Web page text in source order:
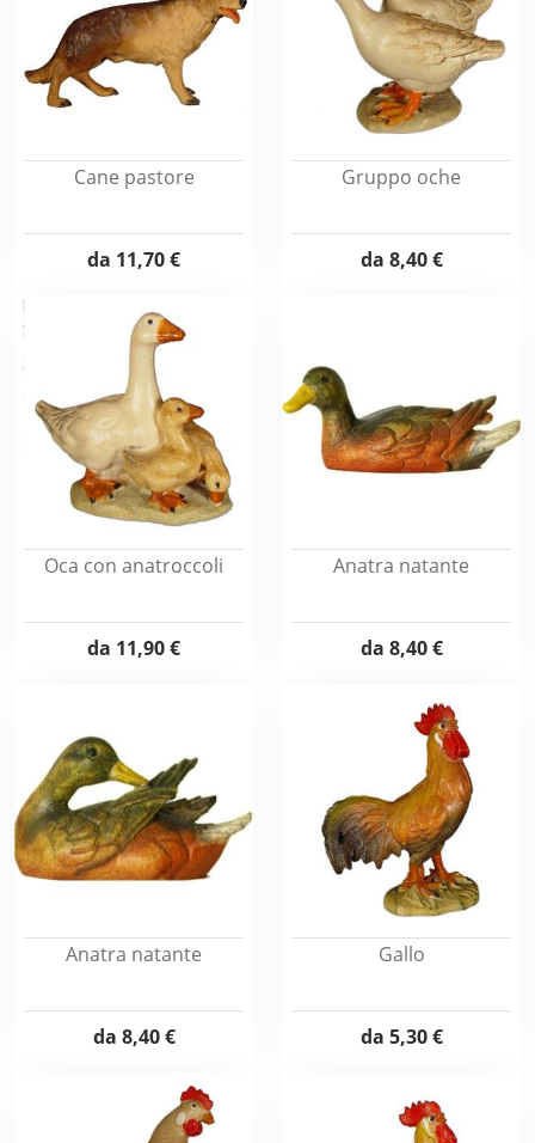
Cane pastore
da 11,70 €
Gruppo oche
da 8,40 €
Oca con anatroccoli
da 11,90 €
Anatra natante
da 8,40 €
Anatra natante
da 8,40 €
Gallo
da 5,30 €